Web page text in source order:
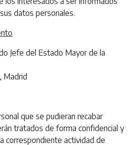
datos personales.
Jefe del Estado Mayor de la
Madrid
que se pudieran recabar
tratados de forma confidencial y
correspondiente actividad de